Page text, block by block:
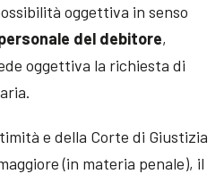
oggettiva in senso
del debitore,
oggettiva la richiesta di
e della Corte di Giustizia
(in materia penale), il